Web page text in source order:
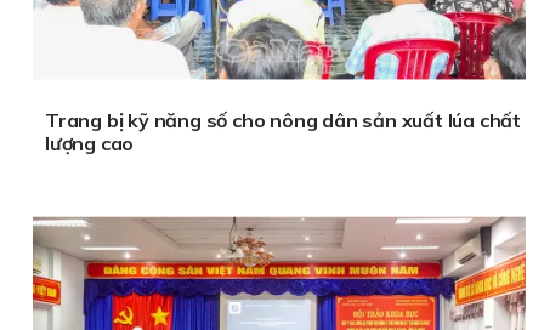
Trang bị kỹ năng số cho nông dân sản xuất lúa chất
lượng cao